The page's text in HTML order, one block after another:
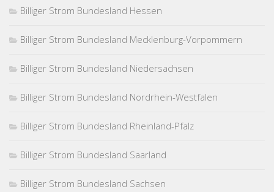
Billiger Strom Bundesland Hessen
Billiger Strom Bundesland Mecklenburg-Vorpommern
Billiger Strom Bundesland Niedersachsen
Billiger Strom Bundesland Nordrhein-Westfalen
Billiger Strom Bundesland Rheinland-Pfalz
Billiger Strom Bundesland Saarland
Billiger Strom Bundesland Sachsen